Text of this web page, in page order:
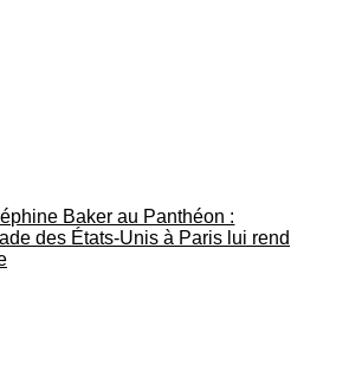
Baker au Panthéon :
des États-Unis à Paris lui rend